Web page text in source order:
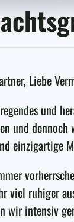
Liebe
und
und dennoch
einzigartige
viel ruhiger
wir intensiv